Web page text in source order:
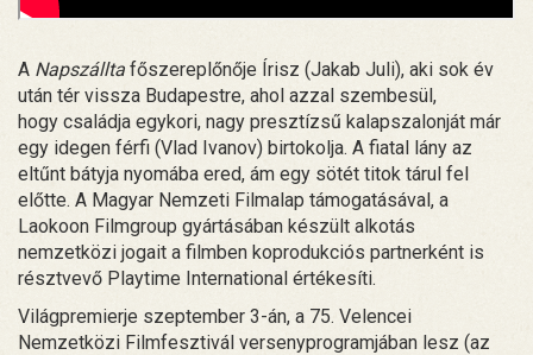
A Napszállta főszereplőnője Írisz (Jakab Juli), aki sok év
után tér vissza Budapestre, ahol azzal szembesül,
hogy családja egykori, nagy presztízsű kalapszalonját már
egy idegen férfi (Vlad Ivanov) birtokolja. A fiatal lány az
eltűnt bátyja nyomába ered, ám egy sötét titok tárul fel
előtte. A Magyar Nemzeti Filmalap támogatásával, a
Laokoon Filmgroup gyártásában készült alkotás
nemzetközi jogait a filmben koprodukciós partnerként is
résztvevő Playtime International értékesíti.
Világpremierje szeptember 3-án, a 75. Velencei
Nemzetközi Filmfesztivál versenyprogramjában lesz (az